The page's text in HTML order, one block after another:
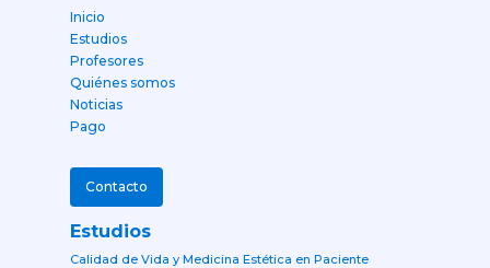
Inicio
Estudios
Profesores
Quiénes somos
Noticias
Pago
Contacto
Estudios
Calidad de Vida y Medicina Estética en Paciente